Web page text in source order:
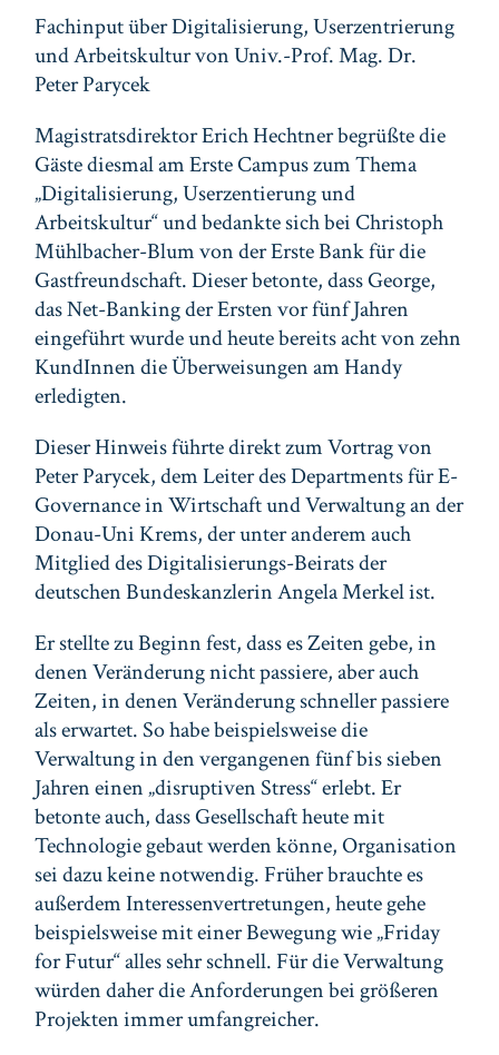
Fachinput über Digitalisierung, Userzentrierung
und Arbeitskultur von Univ.-Prof. Mag. Dr.
Peter Parycek
Magistratsdirektor Erich Hechtner begrüßte die
Gäste diesmal am Erste Campus zum Thema
„Digitalisierung, Userzentierung und
Arbeitskultur“ und bedankte sich bei Christoph
Mühlbacher-Blum von der Erste Bank für die
Gastfreundschaft. Dieser betonte, dass George,
das Net-Banking der Ersten vor fünf Jahren
eingeführt wurde und heute bereits acht von zehn
KundInnen die Überweisungen am Handy
erledigten.
Dieser Hinweis führte direkt zum Vortrag von
Peter Parycek, dem Leiter des Departments für E-
Governance in Wirtschaft und Verwaltung an der
Donau-Uni Krems, der unter anderem auch
Mitglied des Digitalisierungs-Beirats der
deutschen Bundeskanzlerin Angela Merkel ist.
Er stellte zu Beginn fest, dass es Zeiten gebe, in
denen Veränderung nicht passiere, aber auch
Zeiten, in denen Veränderung schneller passiere
als erwartet. So habe beispielsweise die
Verwaltung in den vergangenen fünf bis sieben
Jahren einen „disruptiven Stress“ erlebt. Er
betonte auch, dass Gesellschaft heute mit
Technologie gebaut werden könne, Organisation
sei dazu keine notwendig. Früher brauchte es
außerdem Interessenvertretungen, heute gehe
beispielsweise mit einer Bewegung wie „Friday
for Futur“ alles sehr schnell. Für die Verwaltung
würden daher die Anforderungen bei größeren
Projekten immer umfangreicher.